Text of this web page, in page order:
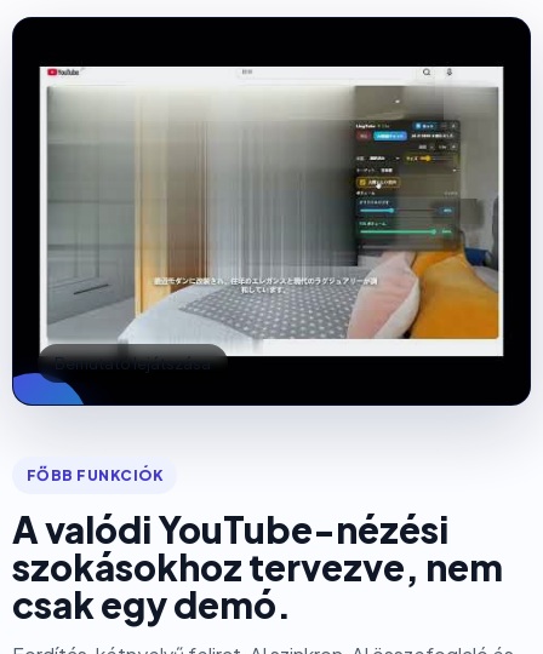
Bemutató lejátszása
FŐBB FUNKCIÓK
A valódi YouTube-nézési
szokásokhoz tervezve, nem
csak egy demó.